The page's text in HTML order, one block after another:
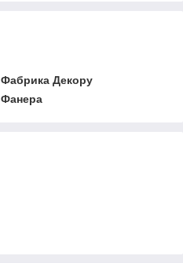
Фабрика Декору
Фанера